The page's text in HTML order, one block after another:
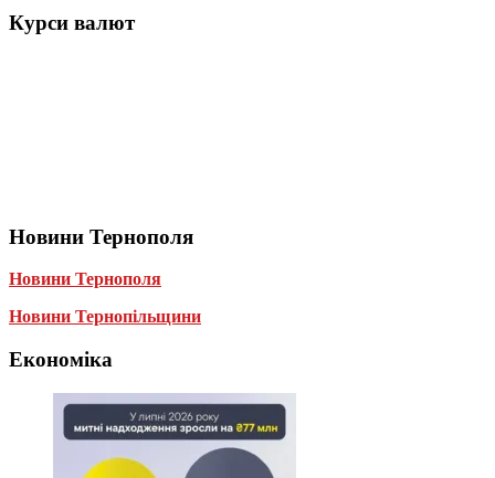
Курси валют
Новини Тернополя
Новини Тернополя
Новини Тернопільщини
Економіка